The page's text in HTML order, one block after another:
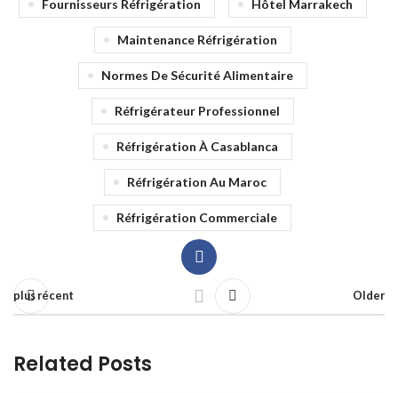
Fournisseurs Réfrigération Hôtel Marrakech
Maintenance Réfrigération
Normes De Sécurité Alimentaire
Réfrigérateur Professionnel
Réfrigération À Casablanca
Réfrigération Au Maroc
Réfrigération Commerciale
plus récent Older
Related Posts